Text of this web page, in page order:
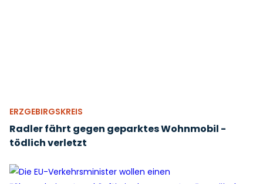
ERZGEBIRGSKREIS
Radler fährt gegen geparktes Wohnmobil -
tödlich verletzt